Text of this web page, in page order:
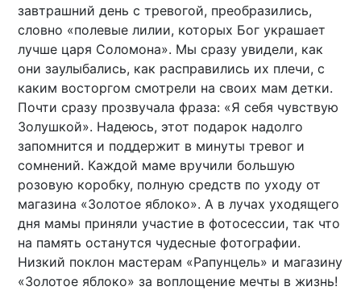
завтрашний день с тревогой, преобразились,
словно «полевые лилии, которых Бог украшает
лучше царя Соломона». Мы сразу увидели, как
они заулыбались, как расправились их плечи, с
каким восторгом смотрели на своих мам детки.
Почти сразу прозвучала фраза: «Я себя чувствую
Золушкой». Надеюсь, этот подарок надолго
запомнится и поддержит в минуты тревог и
сомнений. Каждой маме вручили большую
розовую коробку, полную средств по уходу от
магазина «Золотое яблоко». А в лучах уходящего
дня мамы приняли участие в фотосессии, так что
на память останутся чудесные фотографии.
Низкий поклон мастерам «Рапунцель» и магазину
«Золотое яблоко» за воплощение мечты в жизнь!